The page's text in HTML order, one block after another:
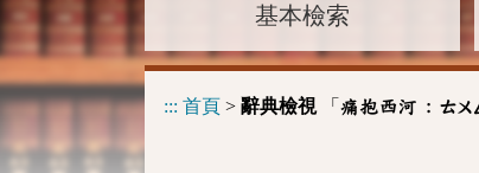
基本檢索
::: 首頁 > 辭典檢視「 痛抱西河 : ㄊㄨ